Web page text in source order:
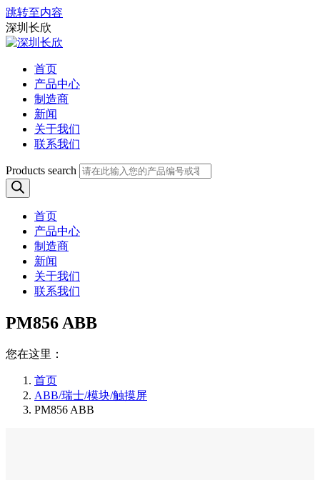
跳转至内容
深圳长欣
首页
产品中心
制造商
新闻
关于我们
联系我们
Products search
首页
产品中心
制造商
新闻
关于我们
联系我们
PM856 ABB
您在这里：
首页
ABB/瑞士/模块/触摸屏
PM856 ABB